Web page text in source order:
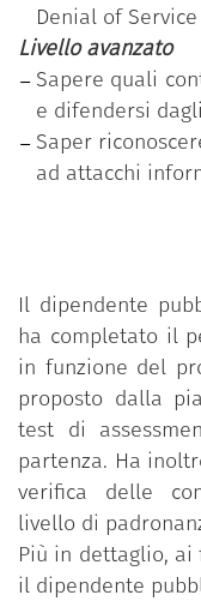
Denial of Service
Livello avanzato
Sapere quali
e difendersi
Saper
ad attacchi
Il dipendente
ha completato il
in funzione del
proposto dalla
test di
partenza. Ha
verifica delle
livello di
Più in dettaglio, ai
il dipendente